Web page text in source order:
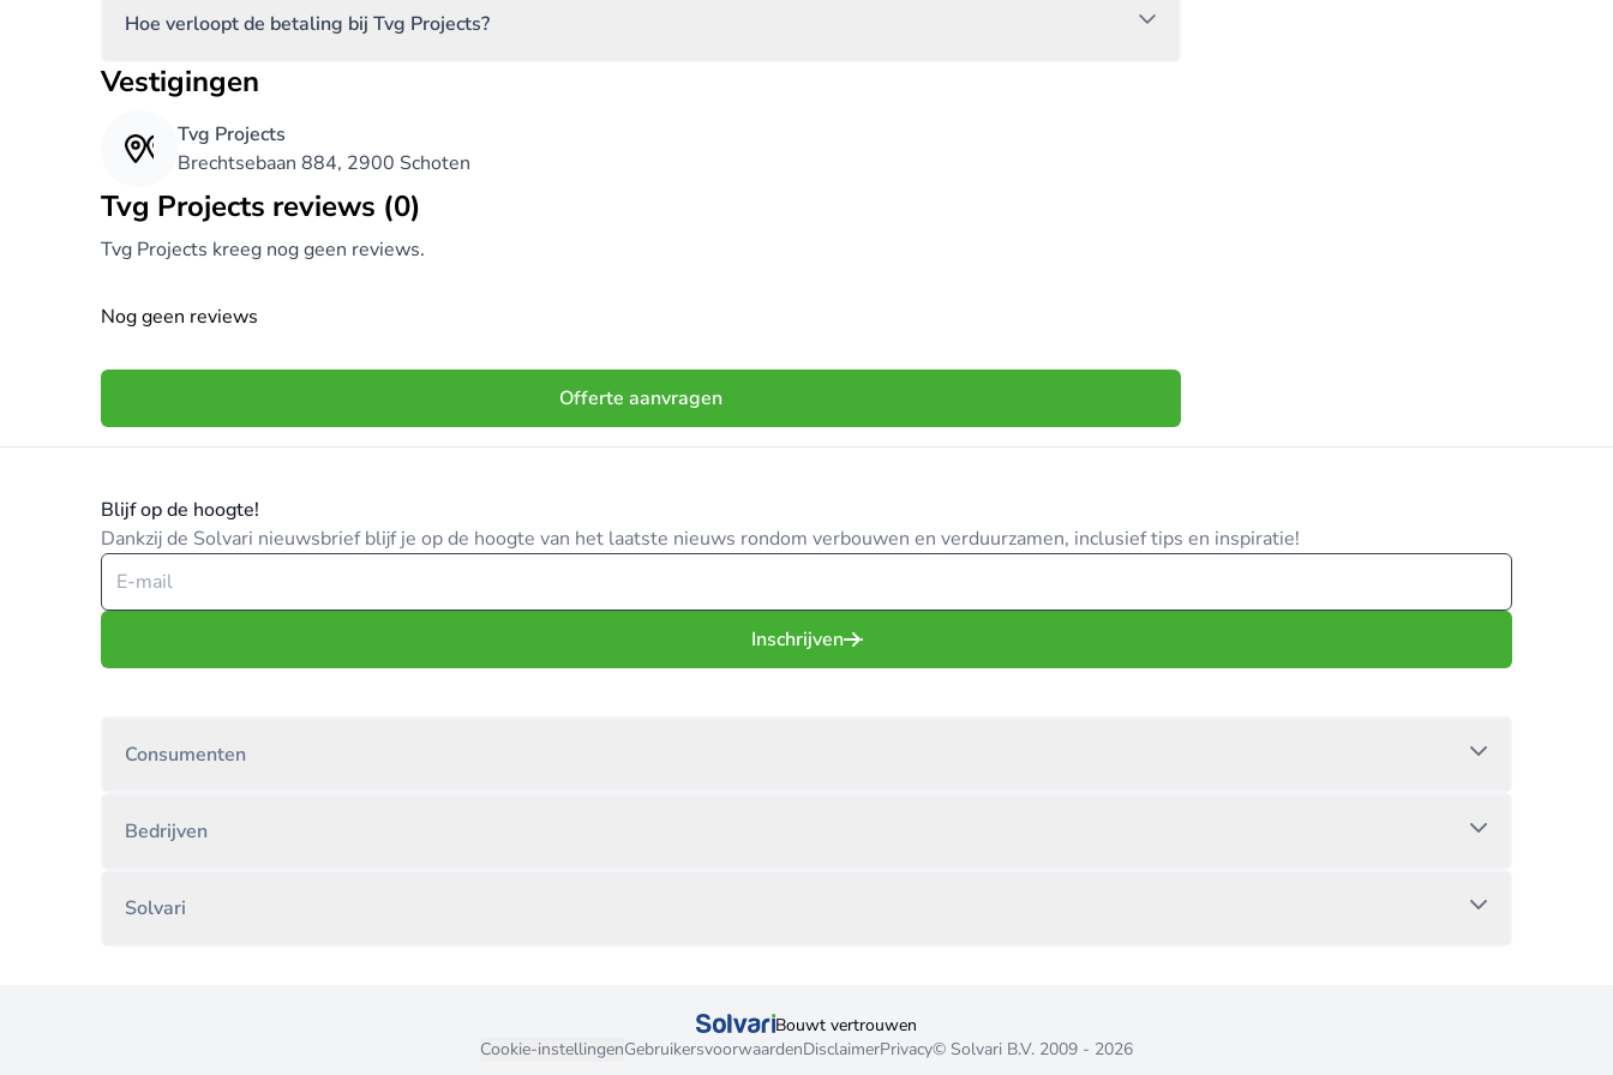
Hoe verloopt de betaling bij Tvg Projects?
Vestigingen
Tvg Projects
Brechtsebaan 884, 2900 Schoten
Tvg Projects reviews (0)
Tvg Projects kreeg nog geen reviews.
Nog geen reviews
Offerte aanvragen
Blijf op de hoogte!
Dankzij de Solvari nieuwsbrief blijf je op de hoogte van het laatste nieuws rondom verbouwen en verduurzamen, inclusief tips en inspiratie!
Inschrijven
Consumenten
Bedrijven
Solvari
Bouwt vertrouwen
Cookie-instellingenGebruikersvoorwaardenDisclaimerPrivacy© Solvari B.V. 2009 - 2026